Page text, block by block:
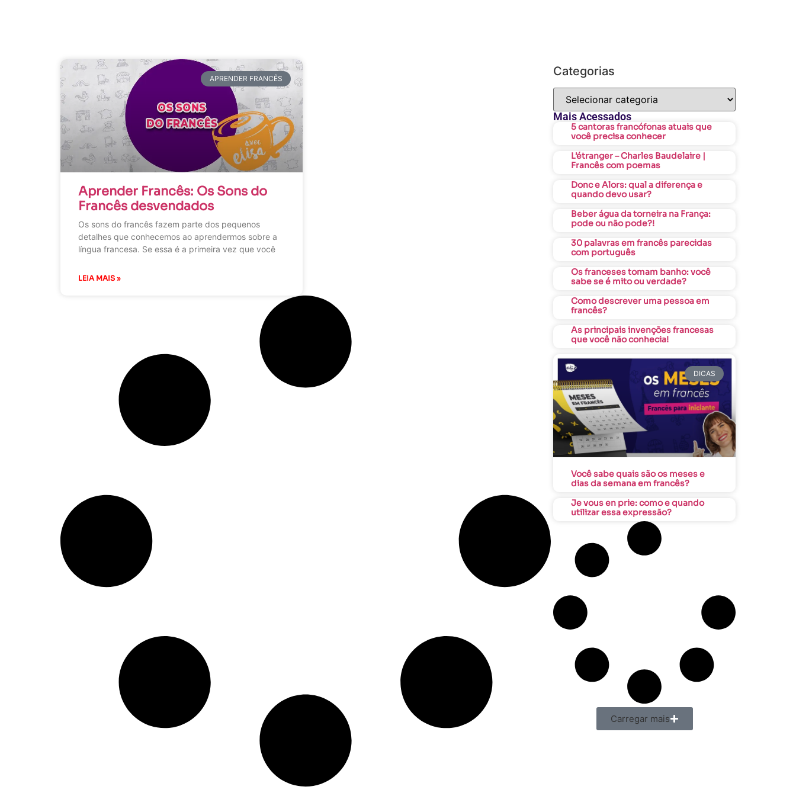
APRENDER FRANCÊS
Aprender Francês: Os Sons do
Francês desvendados
Os sons do francês fazem parte dos pequenos
detalhes que conhecemos ao aprendermos sobre a
língua francesa. Se essa é a primeira vez que você
LEIA MAIS »
Categorias
Mais Acessados
5 cantoras francófonas atuais que
você precisa conhecer
L’étranger – Charles Baudelaire |
Francês com poemas
Donc e Alors: qual a diferença e
quando devo usar?
Beber água da torneira na França:
pode ou não pode?!
30 palavras em francês parecidas
com português
Os franceses tomam banho: você
sabe se é mito ou verdade?
Como descrever uma pessoa em
francês?
As principais invenções francesas
que você não conhecia!
DICAS
Você sabe quais são os meses e
dias da semana em francês?
Je vous en prie: como e quando
utilizar essa expressão?
Carregar mais